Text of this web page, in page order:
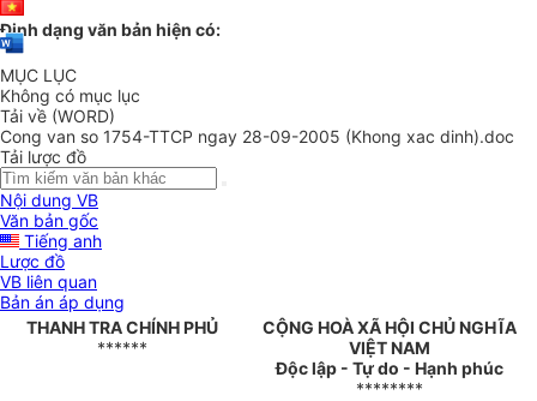
Định dạng văn bản hiện có:
MỤC LỤC
Không có mục lục
Tải về (WORD)
Cong van so 1754-TTCP ngay 28-09-2005 (Khong xac dinh).doc
Tải lược đồ
Nội dung VB
Văn bản gốc
Tiếng anh
Lược đồ
VB liên quan
Bản án áp dụng
THANH TRA CHÍNH PHỦ
******
CỘNG HOÀ XÃ HỘI CHỦ NGHĨA
VIỆT NAM
Độc lập - Tự do - Hạnh phúc
********